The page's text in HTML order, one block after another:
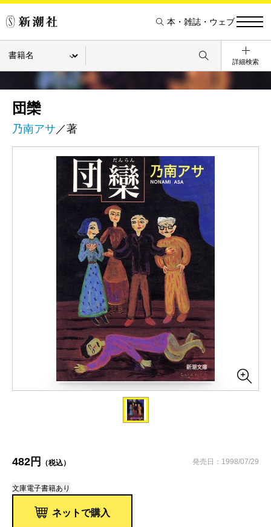
本・雑誌・ウェブ
詳細検索
団欒
乃南アサ ／著
482円 （税込） 発売日：1998/07/29
文庫電子書籍あり
ネットで購入